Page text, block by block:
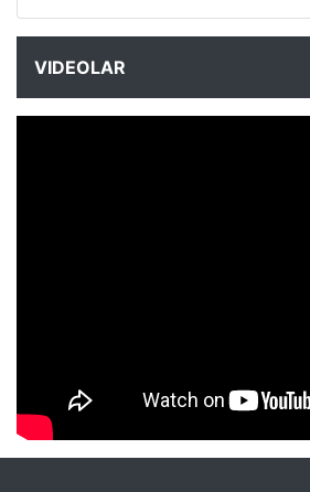
VIDEOLAR
NYXmag 2. Yaş Kutlama Etkinliği